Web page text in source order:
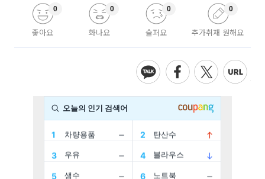
좋아요
0
화나요
0
슬퍼요
0
추가취재 원해요
0